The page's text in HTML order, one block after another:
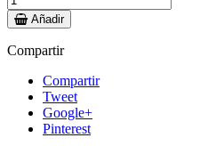
Añadir
Compartir
Compartir
Tweet
Google+
Pinterest